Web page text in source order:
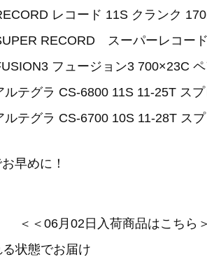
レコード 11S クランク
RECORD スーパーレコー
フュージョン3 700×23C
テグラ CS-6800 11S 11-25T スプ
テグラ CS-6700 10S 11-28T ス
早めに！
＜＜06月02日入荷商品はこちら
状態でお届け